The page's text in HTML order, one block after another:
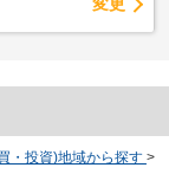
変更
・投資)地域から探す >